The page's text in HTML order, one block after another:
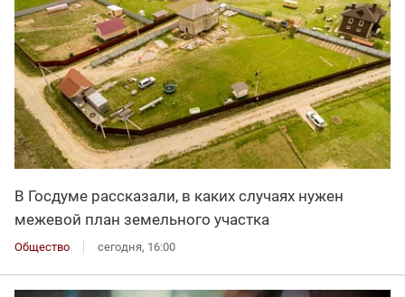
В Госдуме рассказали, в каких случаях нужен
межевой план земельного участка
Общество сегодня, 16:00